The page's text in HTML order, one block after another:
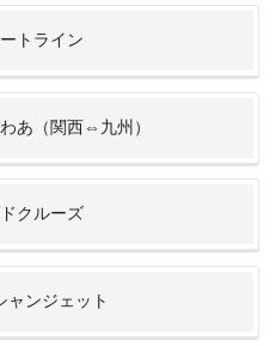
トライン
あ（関西⇔九州）
クルーズ
ャンジェット